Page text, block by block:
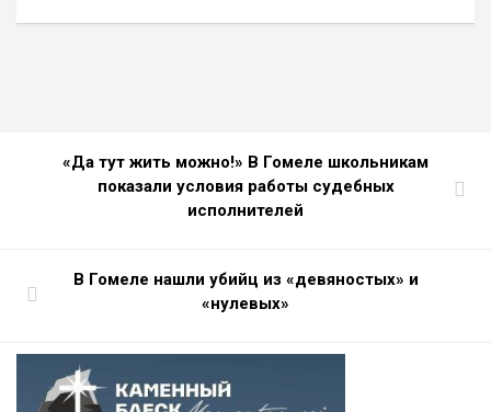
«Да тут жить можно!» В Гомеле школьникам
показали условия работы судебных
исполнителей
В Гомеле нашли убийц из «девяностых» и
«нулевых»